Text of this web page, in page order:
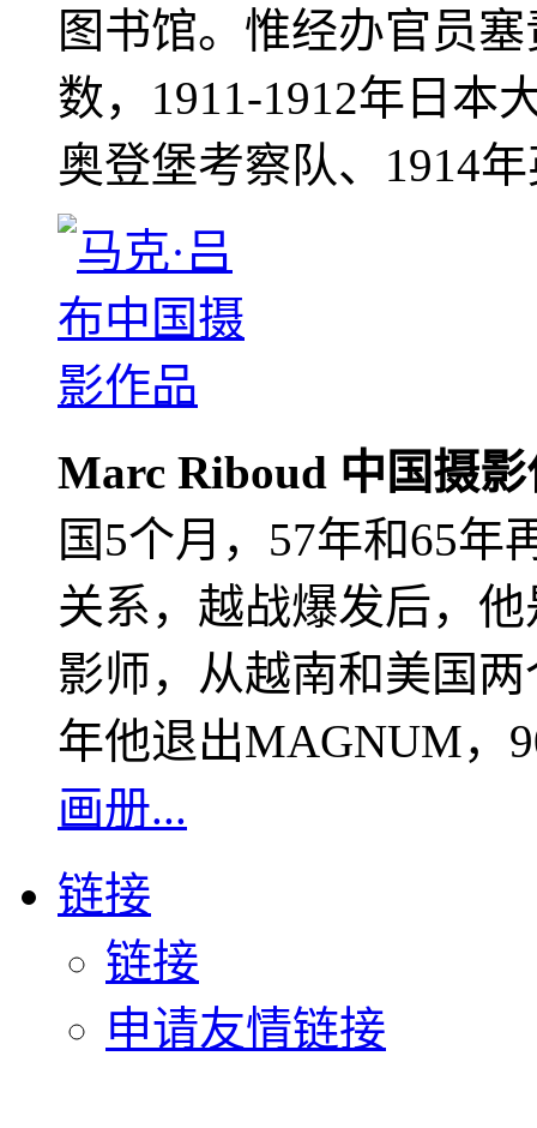
图书馆。惟经办官员
数，1911-1912年日本
奥登堡考察队、1914
Marc Riboud 中国摄
国5个月，57年和65年
关系，越战爆发后，
影师，从越南和美国
年他退出MAGNUM，
画册...
链接
链接
申请友情链接